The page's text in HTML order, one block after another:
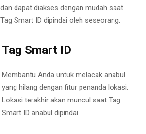
dan dapat diakses dengan mudah saat
Tag Smart ID dipindai oleh seseorang.
Tag Smart ID
Membantu Anda untuk melacak anabul
yang hilang dengan fitur penanda lokasi.
Lokasi terakhir akan muncul saat Tag
Smart ID anabul dipindai.